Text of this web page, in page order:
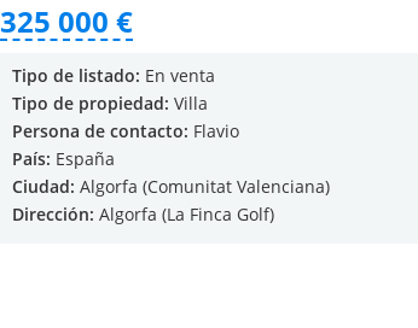
325 000 €
Tipo de listado: En venta
Tipo de propiedad: Villa
Persona de contacto: Flavio
País: España
Ciudad: Algorfa (Comunitat Valenciana)
Dirección: Algorfa (La Finca Golf)